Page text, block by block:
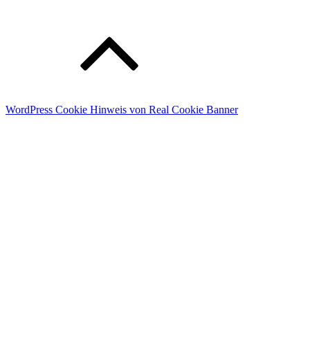
WordPress Cookie Hinweis von Real Cookie Banner